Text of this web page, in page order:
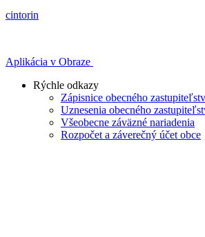
cintorin
Aplikácia v Obraze
Rýchle odkazy
Zápisnice obecného
Uznesenia obecného
Všeobecne záväzné nariadenia
Rozpočet a záverečný účet obce